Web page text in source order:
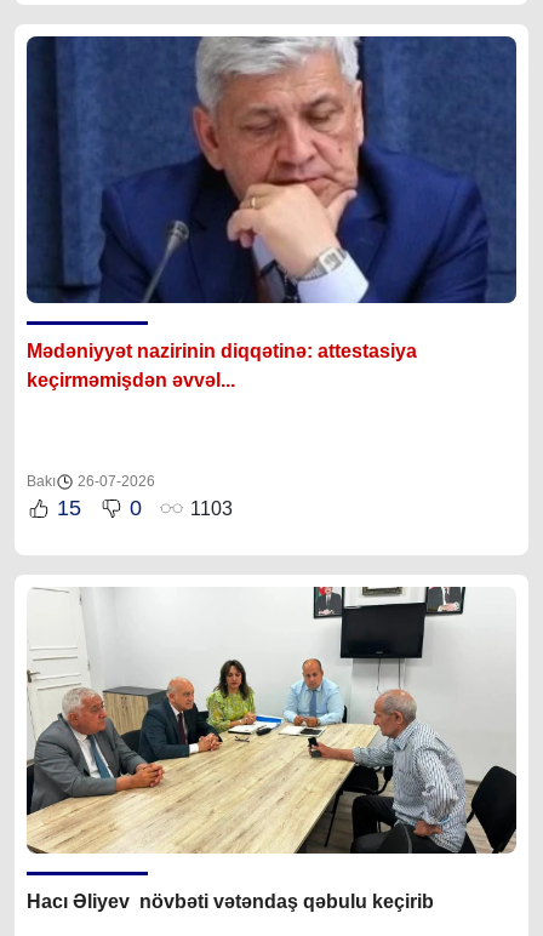
Mədəniyyət nazirinin diqqətinə: attestasiya
keçirməmişdən əvvəl...
Bakı 26-07-2026
15 0 1103
Hacı Əliyev növbəti vətəndaş qəbulu keçirib